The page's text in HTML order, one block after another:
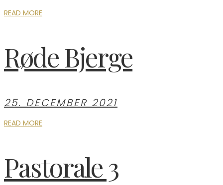
READ MORE
Røde Bjerge
25. DECEMBER 2021
READ MORE
Pastorale 3